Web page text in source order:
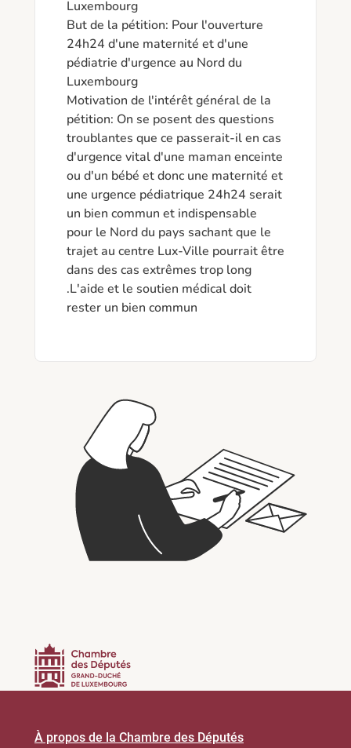
Luxembourg
But de la pétition: Pour l'ouverture
24h24 d'une maternité et d'une
pédiatrie d'urgence au Nord du
Luxembourg
Motivation de l'intérêt général de la
pétition: On se posent des questions
troublantes que ce passerait-il en cas
d'urgence vital d'une maman enceinte
ou d'un bébé et donc une maternité et
une urgence pédiatrique 24h24 serait
un bien commun et indispensable
pour le Nord du pays sachant que le
trajet au centre Lux-Ville pourrait être
dans des cas extrêmes trop long
.L'aide et le soutien médical doit
rester un bien commun
À propos de la Chambre des Députés